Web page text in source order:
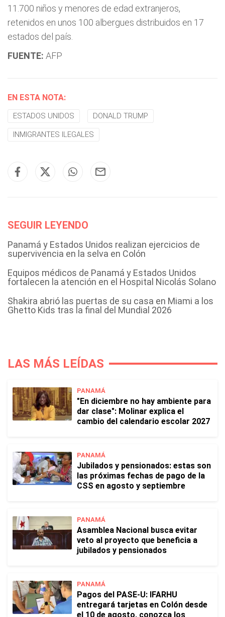
11.700 niños y menores de edad extranjeros,
retenidos en unos 100 albergues distribuidos en 17
estados del país.
FUENTE: AFP
EN ESTA NOTA:
ESTADOS UNIDOS DONALD TRUMP
INMIGRANTES ILEGALES
SEGUIR LEYENDO
Panamá y Estados Unidos realizan ejercicios de
supervivencia en la selva en Colón
Equipos médicos de Panamá y Estados Unidos
fortalecen la atención en el Hospital Nicolás Solano
Shakira abrió las puertas de su casa en Miami a los
Ghetto Kids tras la final del Mundial 2026
LAS MÁS LEÍDAS
PANAMÁ
"En diciembre no hay ambiente para
dar clase": Molinar explica el
cambio del calendario escolar 2027
PANAMÁ
Jubilados y pensionados: estas son
las próximas fechas de pago de la
CSS en agosto y septiembre
PANAMÁ
Asamblea Nacional busca evitar
veto al proyecto que beneficia a
jubilados y pensionados
PANAMÁ
Pagos del PASE-U: IFARHU
entregará tarjetas en Colón desde
el 10 de agosto, conozca los